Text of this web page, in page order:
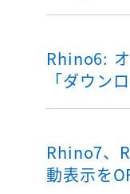
Rhino6:
「ダウン
Rhino7、
動表示を